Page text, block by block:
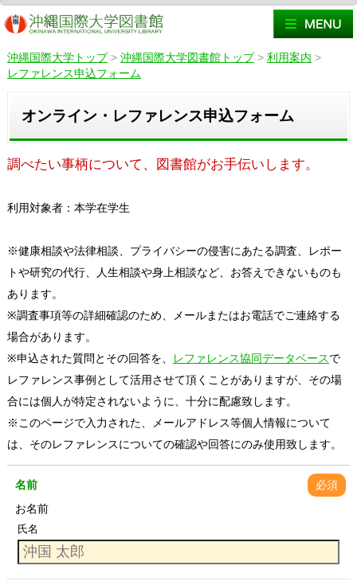
沖縄国際大学トップ > 沖縄国際大学図書館トップ > 利用案内 >
レファレンス申込フォーム
オンライン・レファレンス申込フォーム
調べたい事柄について、図書館がお手伝いします。
利用対象者：本学在学生
※健康相談や法律相談、プライバシーの侵害にあたる調査、レポー
トや研究の代行、人生相談や身上相談など、お答えできないものも
あります。
※調査事項等の詳細確認のため、メールまたはお電話でご連絡する
場合があります。
※申込された質問とその回答を、
レファレンス協同データベースで
レファレンス事例として活用させて頂くことがありますが、その場
合には個人が特定されないように、十分に配慮致します。
※このページで入力された、メールアドレス等個人情報について
は、そのレファレンスについての確認や回答にのみ使用致します。
名前
必須
お名前
氏名